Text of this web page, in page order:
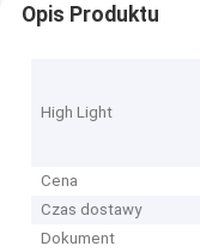
Opis Produktu
High Light
Cena
Czas dostawy
Dokument